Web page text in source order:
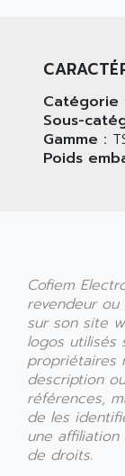
Catégorie
Sous-
Gamme :
Poids
Cofiem
revendeur
sur son site
logos utilisés
propriétaires
description
références,
de les
une
de droits.